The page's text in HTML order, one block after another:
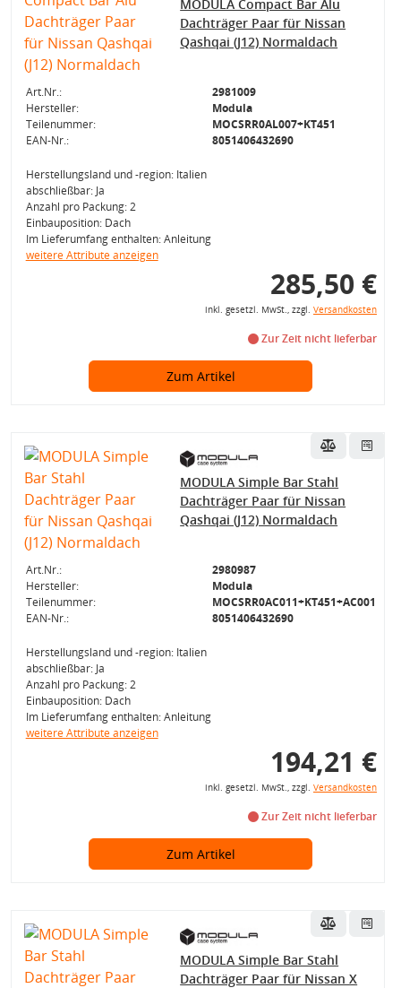
MODULA Compact Bar Alu
Dachträger Paar für Nissan
Qashqai (J12) Normaldach
Art.Nr.:
2981009
Hersteller:
Modula
Teilenummer:
MOCSRR0AL007+KT451
EAN-Nr.:
8051406432690
Herstellungsland und -region: Italien
abschließbar: Ja
Anzahl pro Packung: 2
Einbauposition: Dach
Im Lieferumfang enthalten: Anleitung
weitere Attribute anzeigen
285,50 €
inkl. gesetzl. MwSt., zzgl. Versandkosten
Zur Zeit nicht lieferbar
Zum Artikel
MODULA Simple Bar Stahl
Dachträger Paar für Nissan
Qashqai (J12) Normaldach
Art.Nr.:
2980987
Hersteller:
Modula
Teilenummer:
MOCSRR0AC011+KT451+AC001
EAN-Nr.:
8051406432690
Herstellungsland und -region: Italien
abschließbar: Ja
Anzahl pro Packung: 2
Einbauposition: Dach
Im Lieferumfang enthalten: Anleitung
weitere Attribute anzeigen
194,21 €
inkl. gesetzl. MwSt., zzgl. Versandkosten
Zur Zeit nicht lieferbar
Zum Artikel
MODULA Simple Bar Stahl
Dachträger Paar für Nissan X